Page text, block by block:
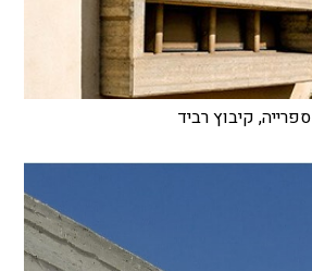
ספרייה, קיבוץ רביד